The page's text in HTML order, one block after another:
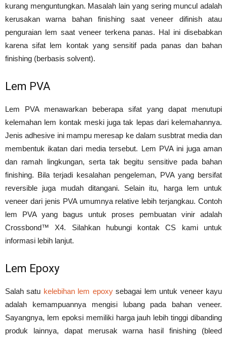
kurang menguntungkan. Masalah lain yang sering muncul adalah
kerusakan warna bahan finishing saat veneer difinish atau
penguraian lem saat veneer terkena panas. Hal ini disebabkan
karena sifat lem kontak yang sensitif pada panas dan bahan
finishing (berbasis solvent).
Lem PVA
Lem PVA menawarkan beberapa sifat yang dapat menutupi
kelemahan lem kontak meski juga tak lepas dari kelemahannya.
Jenis adhesive ini mampu meresap ke dalam susbtrat media dan
membentuk ikatan dari media tersebut. Lem PVA ini juga aman
dan ramah lingkungan, serta tak begitu sensitive pada bahan
finishing. Bila terjadi kesalahan pengeleman, PVA yang bersifat
reversible juga mudah ditangani. Selain itu, harga lem untuk
veneer dari jenis PVA umumnya relative lebih terjangkau. Contoh
lem PVA yang bagus untuk proses pembuatan vinir adalah
Crossbond™ X4. Silahkan hubungi kontak CS kami untuk
informasi lebih lanjut.
Lem Epoxy
Salah satu kelebihan lem epoxysebagai lem untuk veneer kayu
adalah kemampuannya mengisi lubang pada bahan veneer.
Sayangnya, lem epoksi memiliki harga jauh lebih tinggi dibanding
produk lainnya, dapat merusak warna hasil finishing (bleed